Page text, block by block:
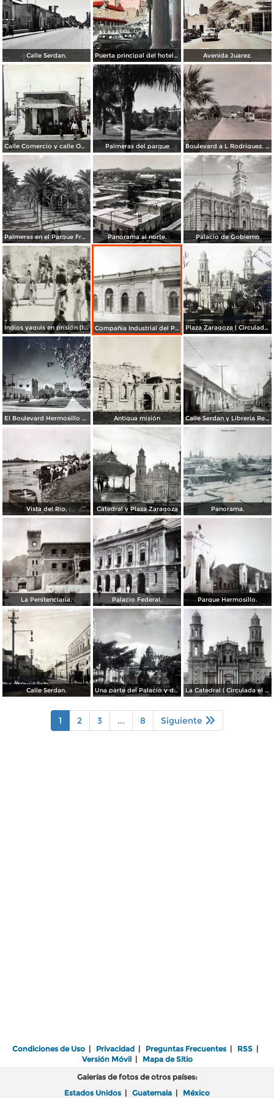
Calle Serdan. Puerta principal del hotel Ramos. ( Circulada el 29 de Enero de 1942 ). Avenida Juarez.
Calle Comercio y calle Obregon. Palmeras del parque Boulevard a L Rodriguez. ( Circulada el 7 de Agosto de 1961 ).
Palmeras en el Parque Francisco I Madero. Panorama al norte. Palacio de Gobierno
Indios yaquis en prisión (1908) Compañía Industrial del Pacífico (1908) Plaza Zaragoza ( Circulada el 27 de Enero de 1913 ).
El Boulevard Hermosillo Sonora. Antigua misión Calle Serdan y Libreria Renacimiento.
Vista del Rio. Catedral y Plaza Zaragoza Panorama.
La Penitenciaria. Palacio Federal. Parque Hermosillo.
Calle Serdan. Una parte del Palacio y de la Plaza ( Circulada el 9 de Enero de 1911 ). La Catedral ( Circulada el 9 de Enero de 1911 ).
1 2 3 ... 8 Siguiente
Condiciones de Uso | Privacidad | Preguntas Frecuentes | RSS |
Versión Móvil| Mapa de Sitio
Galerías de fotos de otros países:
Estados Unidos | Guatemala | México